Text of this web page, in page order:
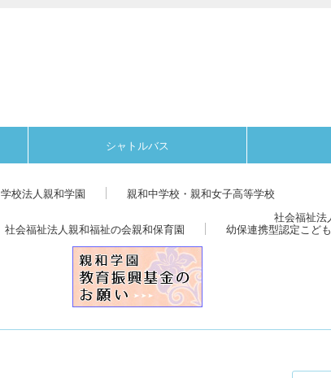
シャトルバス
学校法人親和学園 親和中学校・親和女子高等学校
社会福祉法人親和福祉の会親和保育園
社会福祉法
幼保連携型認定こど